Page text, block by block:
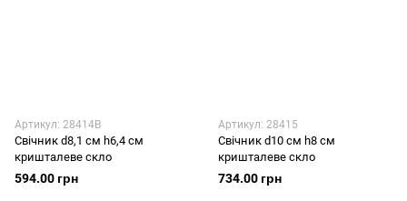
Артикул: 28414B
Свічник d8,1 см h6,4 см
кришталеве скло
594.00 грн
Артикул: 28415
Свічник d10 см h8 см
кришталеве скло
734.00 грн